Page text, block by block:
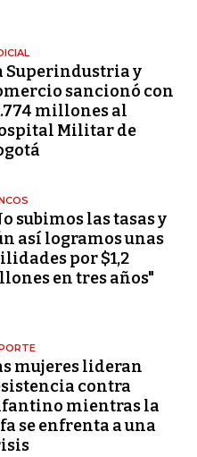
Superindustria y
sancionó con
millones al
Militar de
subimos las tasas y
así logramos unas
por $1,2
en tres años"
mujeres lideran
contra
mientras la
se enfrenta a una